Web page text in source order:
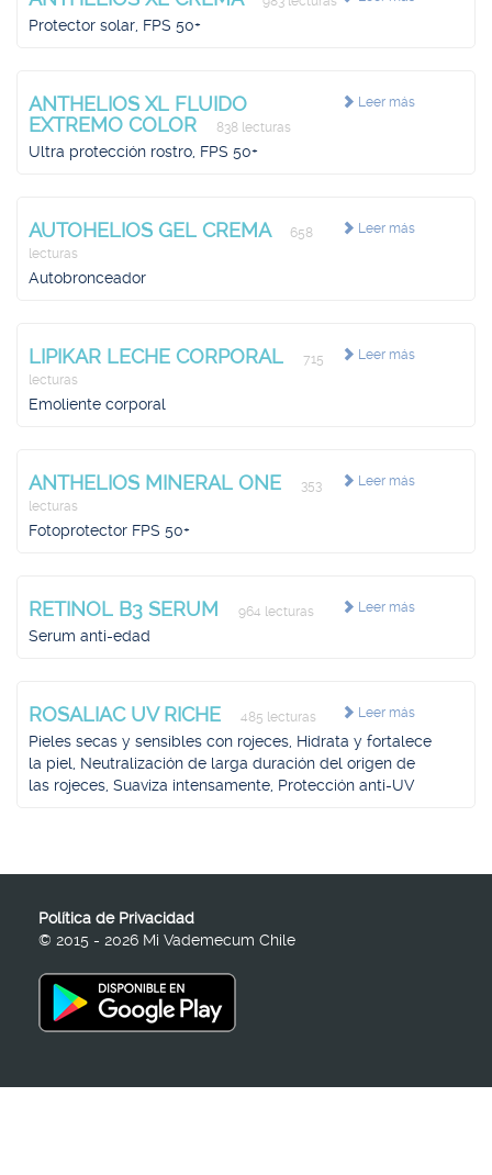
Protector solar, FPS 50+
Leer más
ANTHELIOS XL FLUIDO
EXTREMO COLOR
838 lecturas
Ultra protección rostro, FPS 50+
Leer más
AUTOHELIOS GEL CREMA
658
lecturas
Autobronceador
Leer más
LIPIKAR LECHE CORPORAL
715
lecturas
Emoliente corporal
Leer más
ANTHELIOS MINERAL ONE
353
lecturas
Fotoprotector FPS 50+
Leer más
RETINOL B3 SERUM 964 lecturas
Serum anti-edad
Leer más
ROSALIAC UV RICHE 485 lecturas
Pieles secas y sensibles con rojeces, Hidrata y fortalece
la piel, Neutralización de larga duración del origen de
las rojeces, Suaviza intensamente, Protección anti-UV
Política de Privacidad
© 2015 - 2026 Mi Vademecum Chile